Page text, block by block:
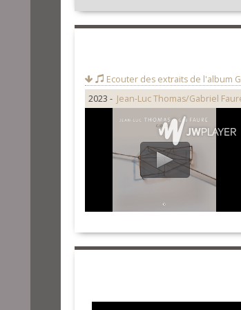
Ecouter des extraits de l'album
2023 - Jean-Luc Thomas/Gabriel